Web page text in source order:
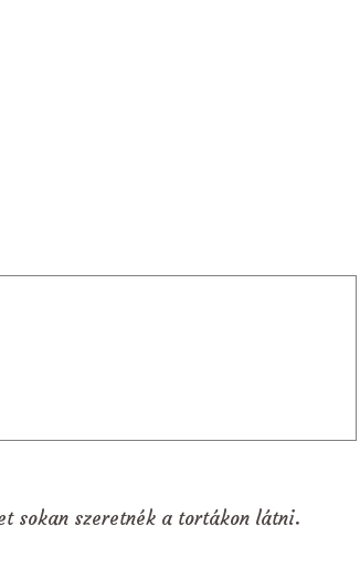
sokan szeretnék a tortákon látni.